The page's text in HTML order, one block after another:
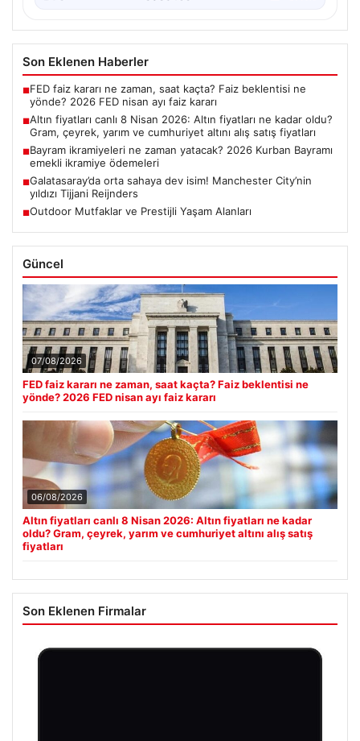
Son Eklenen Haberler
■FED faiz kararı ne zaman, saat kaçta? Faiz beklentisi ne
yönde? 2026 FED nisan ayı faiz kararı
■Altın fiyatları canlı 8 Nisan 2026: Altın fiyatları ne kadar oldu?
Gram, çeyrek, yarım ve cumhuriyet altını alış satış fiyatları
■Bayram ikramiyeleri ne zaman yatacak? 2026 Kurban Bayramı
emekli ikramiye ödemeleri
■Galatasaray’da orta sahaya dev isim! Manchester City’nin
yıldızı Tijjani Reijnders
■Outdoor Mutfaklar ve Prestijli Yaşam Alanları
Güncel
07/08/2026
FED faiz kararı ne zaman, saat kaçta? Faiz beklentisi ne
yönde? 2026 FED nisan ayı faiz kararı
06/08/2026
Altın fiyatları canlı 8 Nisan 2026: Altın fiyatları ne kadar
oldu? Gram, çeyrek, yarım ve cumhuriyet altını alış satış
fiyatları
Son Eklenen Firmalar